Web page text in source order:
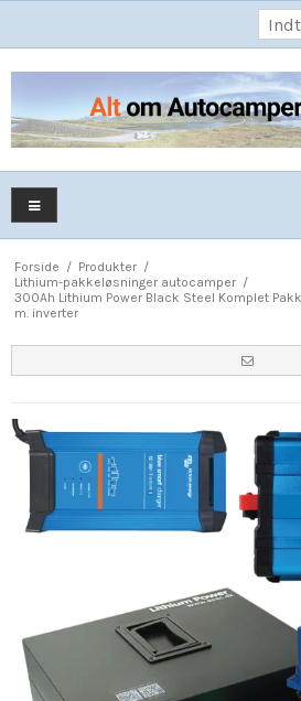
Forside / Produkter /
Lithium-pakkeløsninger autocamper /
300Ah Lithium Power Black Steel Komplet
m. inverter